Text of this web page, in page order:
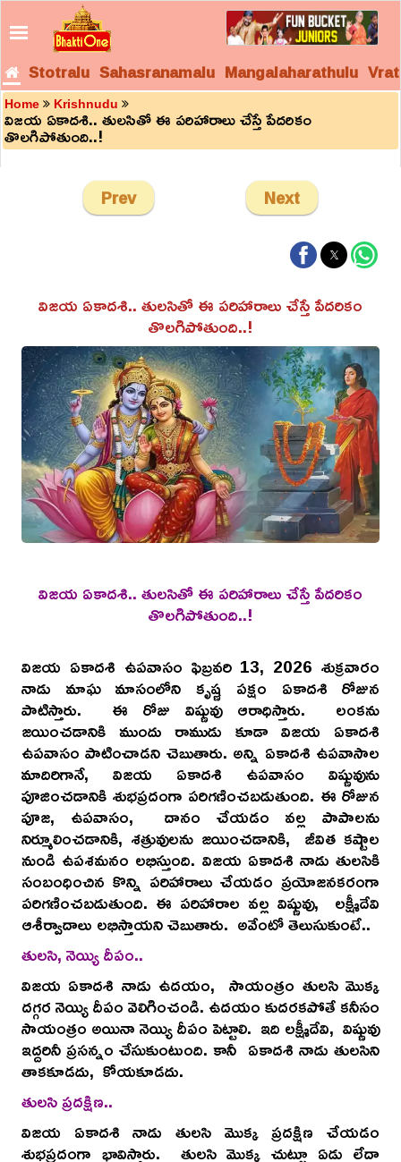
Stotralu Sahasranamalu Mangalaharathulu
Home Krishnudu
విజయ ఏకాదశి.. తులసితో ఈ పరిహారాలు చేస్తే పేదరికం
తొలగిపోతుంది..!
Prev Next
విజయ ఏకాదశి.. తులసితో ఈ పరిహారాలు చేస్తే పేదరికం
తొలగిపోతుంది..!
విజయ ఏకాదశి.. తులసితో ఈ పరిహారాలు చేస్తే పేదరికం
తొలగిపోతుంది..!
విజయ ఏకాదశి ఉపవాసం ఫిబ్రవరి 13, 2026 శుక్రవారం
నాడు మాఘ మాసంలోని కృష్ణ పక్షం ఏకాదశి రోజున
పాటిస్తారు. ఈ రోజు విష్ణువు ఆరాధిస్తారు. లంకను
జయించడానికి ముందు రాముడు కూడా విజయ ఏకాదశి
ఉపవాసం పాటించాడని చెబుతారు. అన్ని ఏకాదశి ఉపవాసాల
మాదిరిగానే, విజయ ఏకాదశి ఉపవాసం విష్ణువును
పూజించడానికి శుభప్రదంగా పరిగణించబడుతుంది. ఈ రోజున
పూజ, ఉపవాసం, దానం చేయడం వల్ల పాపాలను
నిర్మూలించడానికి, శత్రువులను జయించడానికి, జీవిత కష్టాల
నుండి ఉపశమనం లభిస్తుంది. విజయ ఏకాదశి నాడు తులసికి
సంబంధించిన కొన్ని పరిహారాలు చేయడం ప్రయోజనకరంగా
పరిగణించబడుతుంది. ఈ పరిహారాల వల్ల విష్ణువు, లక్ష్మీదేవి
ఆశీర్వాదాలు లభిస్తాయని చెబుతారు. అవేంటో తెలుసుకుంటే..
తులసి, నెయ్యి దీపం..
విజయ ఏకాదశి నాడు ఉదయం, సాయంత్రం తులసి మొక్క
దగ్గర నెయ్యి దీపం వెలిగించండి. ఉదయం కుదరకపోతే కనీసం
సాయంత్రం అయినా నెయ్యి దీపం పెట్టాలి. ఇది లక్ష్మీదేవి, విష్ణువు
ఇద్దరినీ ప్రసన్నం చేసుకుంటుంది. కానీ ఏకాదశి నాడు తులసిని
తాకకూడదు, కోయకూడదు.
తులసి ప్రదక్షిణ..
విజయ ఏకాదశి నాడు తులసి మొక్క ప్రదక్షిణ చేయడం
శుభప్రదంగా భావిస్తారు. తులసి మొక్క చుట్టూ ఏడు లేదా